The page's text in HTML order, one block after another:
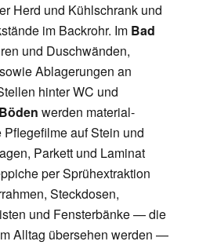
Herd und Kühlschrank und
im Backrohr. Im Bad
und Duschwänden,
Ablagerungen an
hinter WC und
Böden werden material-
auf Stein und
Parkett und Laminat
per Sprühextraktion
Steckdosen,
und Fensterbänke — die
Alltag übersehen werden —